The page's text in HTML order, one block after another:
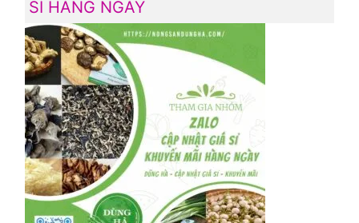
SỈ HÀNG NGÀY